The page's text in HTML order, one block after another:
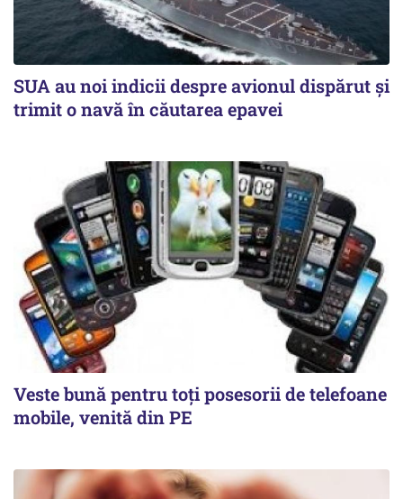
SUA au noi indicii despre avionul dispărut și
trimit o navă în căutarea epavei
Veste bună pentru toți posesorii de telefoane
mobile, venită din PE